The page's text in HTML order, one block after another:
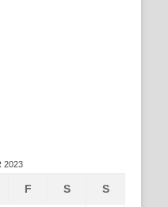
2023
F S S